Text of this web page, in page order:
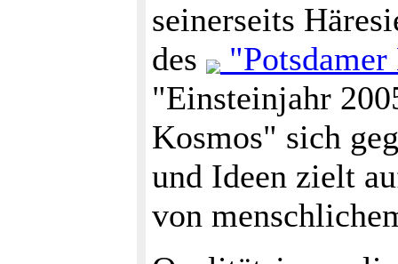
seinerseits
des
"Einsteinjahr
Kosmos" sich
und Ideen zielt
von